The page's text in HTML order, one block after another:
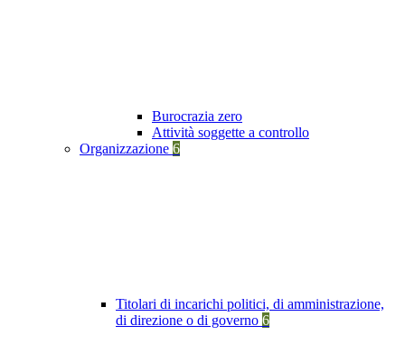
Burocrazia zero
Attività soggette a controllo
Organizzazione 6
Titolari di incarichi politici, di amministrazione,
di direzione o di governo 6